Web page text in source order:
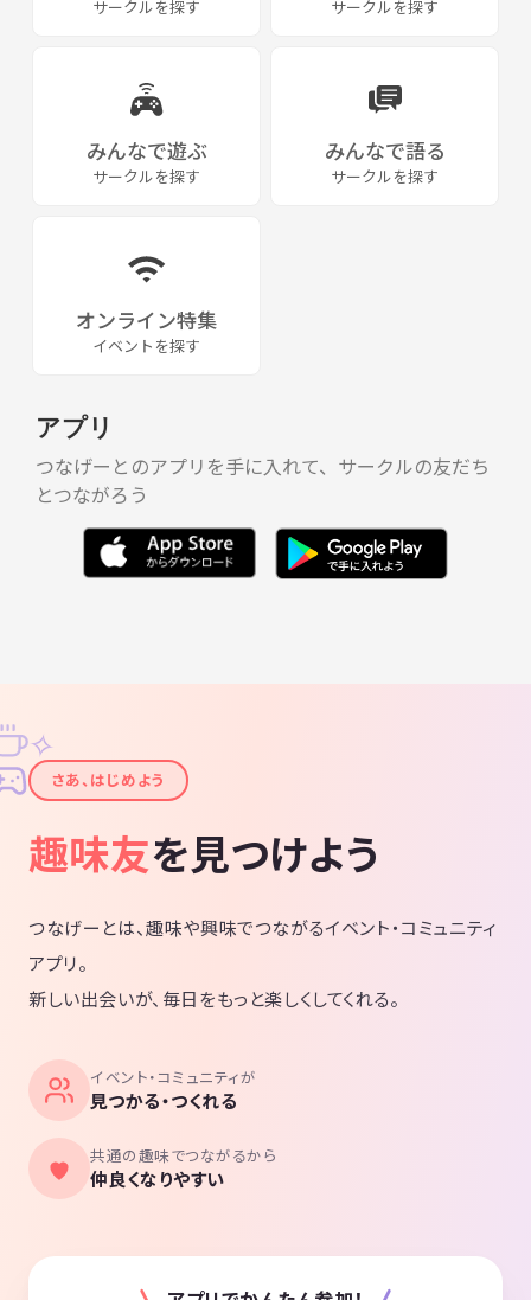
サークルを探す サークルを探す
みんなで遊ぶ
サークルを探す
みんなで語る
サークルを探す
オンライン特集
イベントを探す
アプリ
つなげーとのアプリを手に入れて、サークルの友だち
とつながろう
✦
✧
さあ、はじめよう
趣味友を見つけよう
つなげーとは、趣味や興味でつながるイベント・コミュニティ
アプリ。
新しい出会いが、毎日をもっと楽しくしてくれる。
イベント・コミュニティが
見つかる・つくれる
共通の趣味でつながるから
仲良くなりやすい